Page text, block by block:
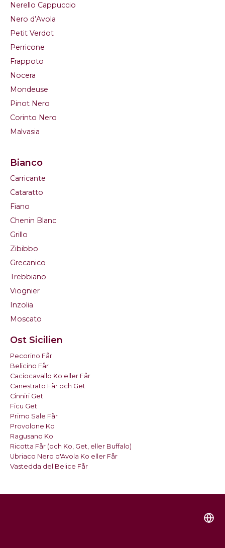
Nerello Cappuccio
Nero d’Avola
Petit Verdot
Perricone
Frappoto
Nocera
Mondeuse
Pinot Nero
Corinto Nero
Malvasia
Bianco
Carricante
Cataratto
Fiano
Chenin Blanc
Grillo
Zibibbo
Grecanico
Trebbiano
Viognier
Inzolia
Moscato
Ost Sicilien
Pecorino Får
Belicino Får
Caciocavallo Ko eller Får
Canestrato Får och Get
Cinniri Get
Ficu Get
Primo Sale Får
Provolone Ko
Ragusano Ko
Ricotta Får (och Ko, Get, eller Buffalo)
Ubriaco Nero d'Avola Ko eller Får
Vastedda del Belice Får